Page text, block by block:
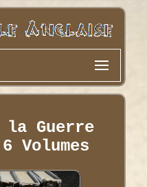
la Guerre
Volumes